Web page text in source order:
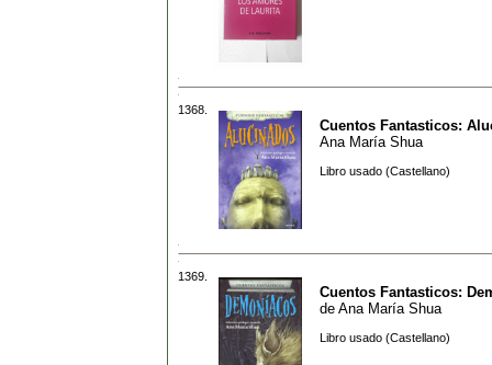
1368.
Cuentos Fantasticos:
Ana María Shua
Libro usado (Castellano)
1369.
Cuentos Fantasticos:
de Ana María Shua
Libro usado (Castellano)